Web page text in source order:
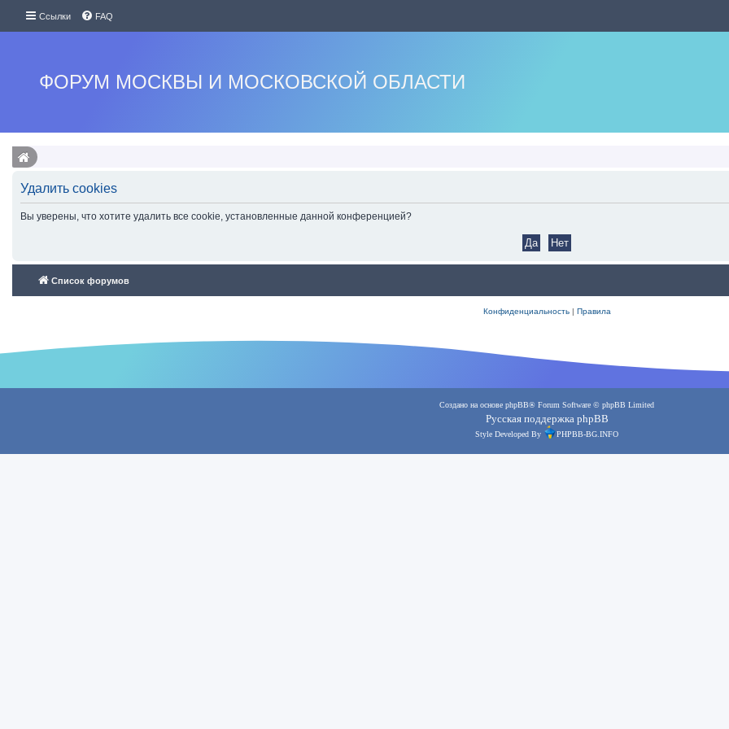
Ссылки FAQ
ФОРУМ МОСКВЫ И МОСКОВСКОЙ ОБЛАСТИ
Удалить cookies
Вы уверены, что хотите удалить все cookie, установленные данной конференцией?
Список форумов
Конфиденциальность| Правила
Создано на основе phpBB® Forum Software © phpBB Limited
Русская поддержка phpBB
Style Developed By PHPBB-BG.INFO